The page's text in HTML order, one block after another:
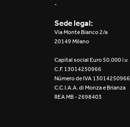
Unit Channel
Yori Channel
Yori Channel Arm
-
Sede legal:
Via Monte Bianco 2/a
20149 Milano
Capital social Euro 50.000 i.v.
C.F. 13014250966
Número de IVA 13014250966
C.C.I.A.A. di Monza e Brianza
REA MB - 2698403